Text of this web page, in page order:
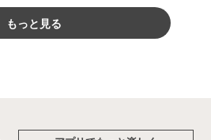
もっと見る